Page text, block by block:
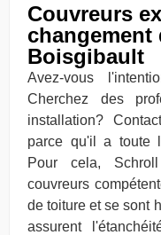
Couvreurs
changement
Boisgibault
Avez-vous
Cherchez des
installation?
parce qu'il a toute
Pour cela,
couvreurs
de toiture et se sont
assurent